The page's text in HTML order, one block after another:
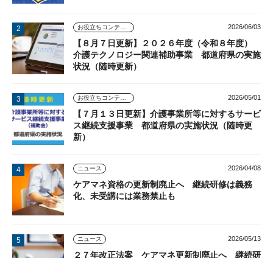
お役立ちコンテンツ 2026/06/03
【８月７日更新】２０２６年度（令和８年度）
介護テクノロジー関連補助事業 都道府県の実施
状況（随時更新）
お役立ちコンテンツ 2026/05/01
【７月１３日更新】介護事業所等に対するサービ
ス継続支援事業 都道府県の実施状況（随時更
新）
ニュース 2026/04/08
ケアマネ資格の更新制廃止へ 継続研修は義務
化、未受講には業務禁止も
ニュース 2026/05/13
２７年改正法案 ケアマネ更新制廃止へ 継続研